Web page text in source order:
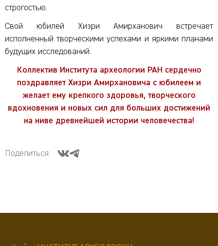
строгостью.
Свой юбилей Хизри Амирханович встречает
исполненный творческими успехами и яркими планами
будущих исследований.
Коллектив Института археологии РАН сердечно
поздравляет Хизри Амирхановича с юбилеем и
желает ему крепкого здоровья, творческого
вдохновения и новых сил для больших достижений
на ниве древнейшей истории человечества!
Поделиться: